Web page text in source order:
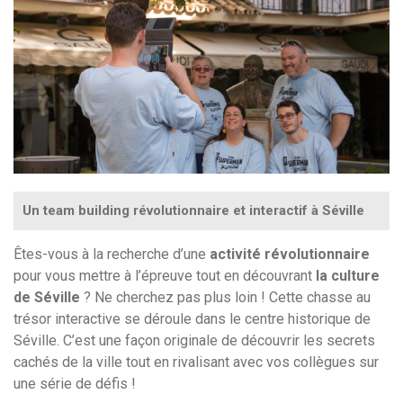
Un team building révolutionnaire et interactif à Séville
Êtes-vous à la recherche d’une activité révolutionnaire
pour vous mettre à l’épreuve tout en découvrant la culture
de Séville ? Ne cherchez pas plus loin ! Cette chasse au
trésor interactive se déroule dans le centre historique de
Séville. C’est une façon originale de découvrir les secrets
cachés de la ville tout en rivalisant avec vos collègues sur
une série de défis !